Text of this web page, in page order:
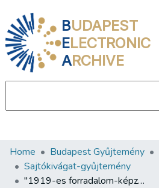
BUDAPEST
ELECTRONIC
ARCHIVE
Communities & Collections
All of DSpace
Home Budapest Gyűjtemény
Sajtókivágat-gyűjtemény
"1919-es forradalom-képzőművészet